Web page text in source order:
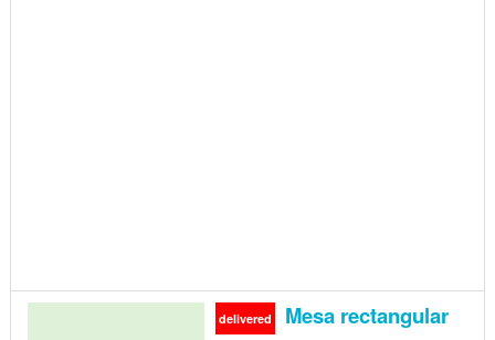
delivered Mesa rectangular